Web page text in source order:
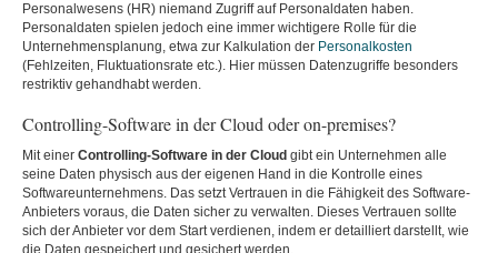
Personalwesens (HR) niemand Zugriff auf Personaldaten haben.
Personaldaten spielen jedoch eine immer wichtigere Rolle für die
Unternehmensplanung, etwa zur Kalkulation der Personalkosten
(Fehlzeiten, Fluktuationsrate etc.). Hier müssen Datenzugriffe besonders
restriktiv gehandhabt werden.
Controlling-Software in der Cloud oder on-premises?
Mit einer Controlling-Software in der Cloud gibt ein Unternehmen alle
seine Daten physisch aus der eigenen Hand in die Kontrolle eines
Softwareunternehmens. Das setzt Vertrauen in die Fähigkeit des Software-
Anbieters voraus, die Daten sicher zu verwalten. Dieses Vertrauen sollte
sich der Anbieter vor dem Start verdienen, indem er detailliert darstellt, wie
die Daten gespeichert und gesichert werden.